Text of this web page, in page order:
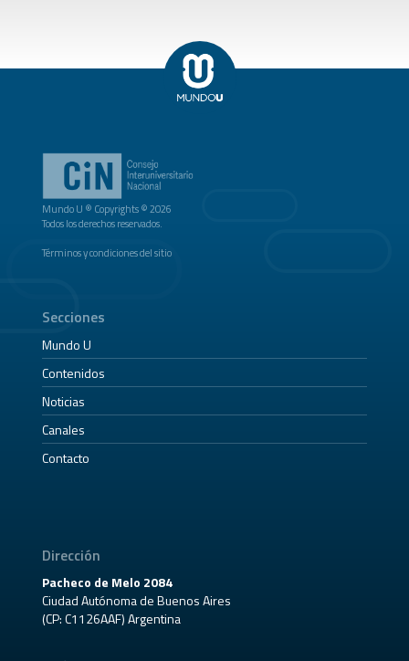
Mundo U ® Copyrights © 2026
Todos los derechos reservados.
Términos y condiciones del sitio
Secciones
Mundo U
Contenidos
Noticias
Canales
Contacto
Dirección
Pacheco de Melo 2084
Ciudad Autónoma de Buenos Aires
(CP: C1126AAF) Argentina